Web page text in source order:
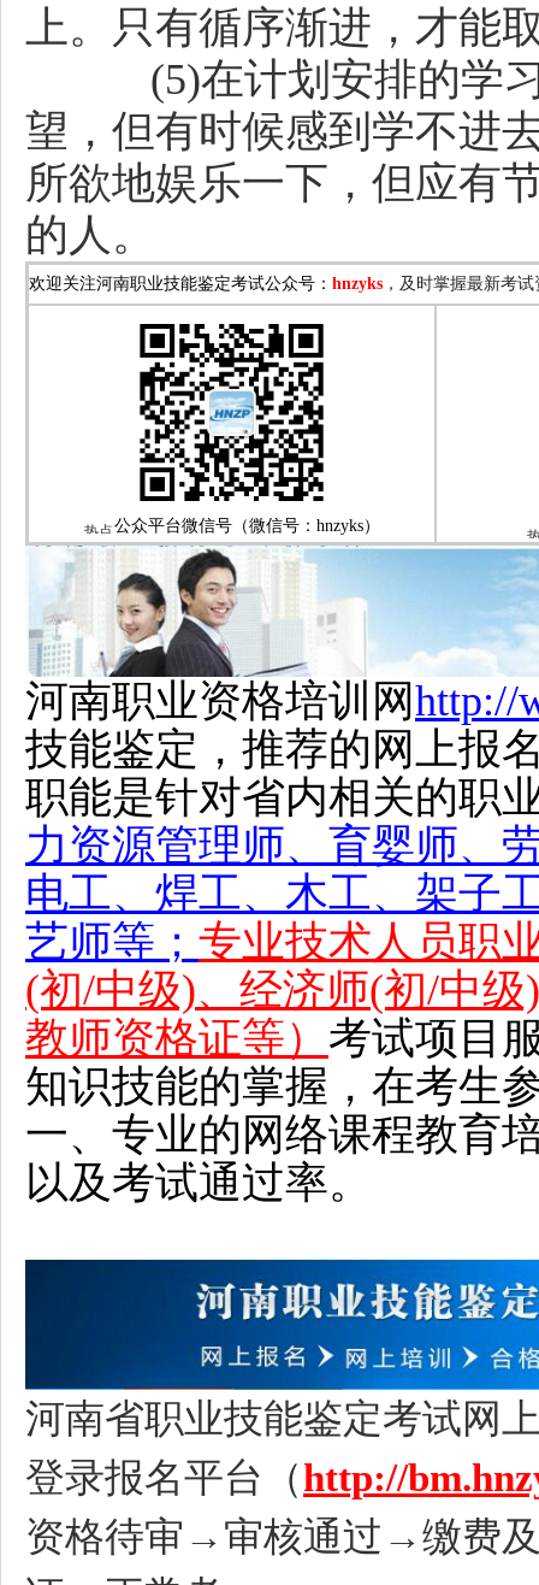
上。只有循序渐进，才能
(5)在计划安排的学
望，但有时候感到学不进
所欲地娱乐一下，但应有
的人。
欢迎关注河南职业技能鉴定考试公众号： hnzyks ，及时掌握最新考
公众平台微信号（微信号： hnzyks）
河南职业资格培训网http://
技能鉴定，推荐的网上报
职能是针对省内相关的职
力资源管理师、育婴师、
电工、焊工、木工、架子
艺师等； 专业技术人员职
(初/中级)、经济师(初/中
教师资格证等） 考试项目
知识技能的掌握，在考生
一、专业的网络课程教育
以及考试通过率。
河南省职业技能鉴定考试网
登录报名平台（http://
资格待审→审核通过→缴费